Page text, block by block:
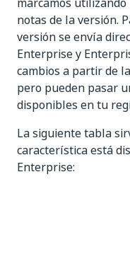
notas de la versión.
versión se envía
Enterprise y
cambios a partir de
pero pueden pasar
disponibles en tu
La siguiente tabla
característica está
Enterprise: